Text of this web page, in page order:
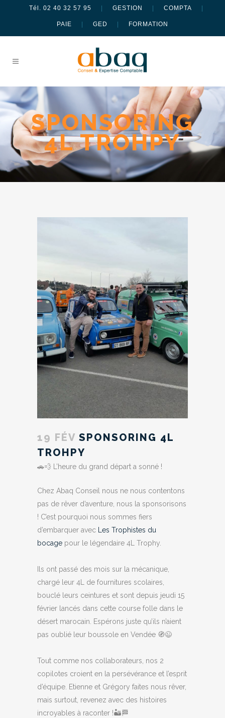
Tél. 02 40 32 57 95 GESTION COMPTA
PAIE GED FORMATION
SPONSORING
4L TROHPY
19 FÉV SPONSORING 4L
TROHPY
🚗💨 L’heure du grand départ a sonné !
Chez Abaq Conseil nous ne nous contentons
pas de rêver d’aventure, nous la sponsorisons
! C’est pourquoi nous sommes fiers
d’embarquer avec Les Trophistes du
bocage pour le légendaire 4L Trophy.
Ils ont passé des mois sur la mécanique,
chargé leur 4L de fournitures scolaires,
bouclé leurs ceintures et sont depuis jeudi 15
février lancés dans cette course folle dans le
désert marocain. Espérons juste qu’ils n’aient
pas oublié leur boussole en Vendée 🧭😉
Tout comme nos collaborateurs, nos 2
copilotes croient en la persévérance et l’esprit
d’équipe. Etienne et Grégory faites nous rêver,
mais surtout, revenez avec des histoires
incroyables à raconter !🏜️🏁